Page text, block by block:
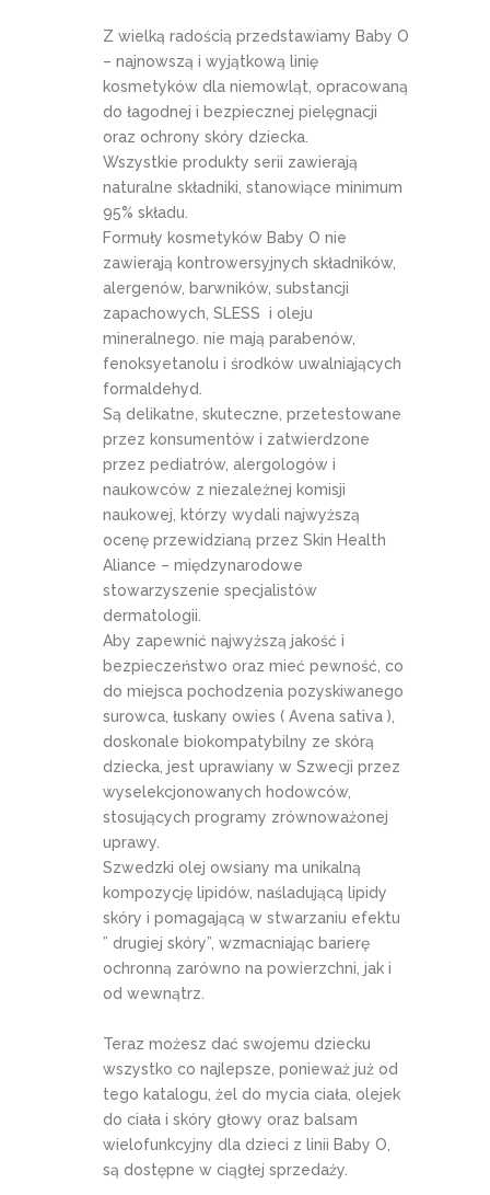
Z wielką radością przedstawiamy Baby O
– najnowszą i wyjątkową linię
kosmetyków dla niemowląt, opracowaną
do łagodnej i bezpiecznej pielęgnacji
oraz ochrony skóry dziecka.
Wszystkie produkty serii zawierają
naturalne składniki, stanowiące minimum
95% składu.
Formuły kosmetyków Baby O nie
zawierają kontrowersyjnych składników,
alergenów, barwników, substancji
zapachowych, SLESS i oleju
mineralnego. nie mają parabenów,
fenoksyetanolu i środków uwalniających
formaldehyd.
Są delikatne, skuteczne, przetestowane
przez konsumentów i zatwierdzone
przez pediatrów, alergologów i
naukowców z niezależnej komisji
naukowej, którzy wydali najwyższą
ocenę przewidzianą przez Skin Health
Aliance – międzynarodowe
stowarzyszenie specjalistów
dermatologii.
Aby zapewnić najwyższą jakość i
bezpieczeństwo oraz mieć pewność, co
do miejsca pochodzenia pozyskiwanego
surowca, łuskany owies ( Avena sativa ),
doskonale biokompatybilny ze skórą
dziecka, jest uprawiany w Szwecji przez
wyselekcjonowanych hodowców,
stosujących programy zrównoważonej
uprawy.
Szwedzki olej owsiany ma unikalną
kompozycję lipidów, naśladującą lipidy
skóry i pomagającą w stwarzaniu efektu
” drugiej skóry”, wzmacniając barierę
ochronną zarówno na powierzchni, jak i
od wewnątrz.
Teraz możesz dać swojemu dziecku
wszystko co najlepsze, ponieważ już od
tego katalogu, żel do mycia ciała, olejek
do ciała i skóry głowy oraz balsam
wielofunkcyjny dla dzieci z linii Baby O,
są dostępne w ciągłej sprzedaży.